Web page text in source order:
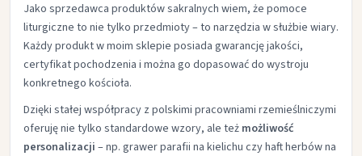
Jako sprzedawca produktów sakralnych wiem, że pomoce
liturgiczne to nie tylko przedmioty – to narzędzia w służbie wiary.
Każdy produkt w moim sklepie posiada gwarancję jakości,
certyfikat pochodzenia i można go dopasować do wystroju
konkretnego kościoła.
Dzięki stałej współpracy z polskimi pracowniami rzemieślniczymi
oferuję nie tylko standardowe wzory, ale też możliwość
personalizacji – np. grawer parafii na kielichu czy haft herbów na